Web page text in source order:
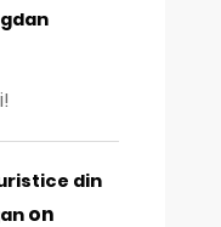
din
on